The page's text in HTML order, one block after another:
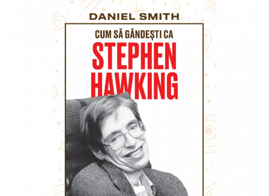
Seria Immanuel Velikovsky
Extratereștrii
Transformare spirituală
Dezvoltare personală